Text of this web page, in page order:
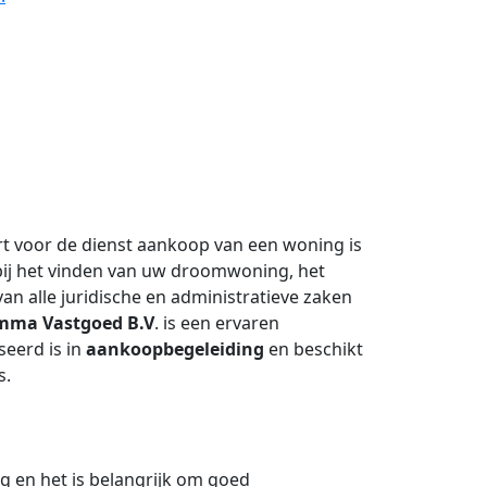
voor de dienst aankoop van een woning is
het vinden van uw droomwoning, het
alle juridische en administratieve zaken
Vastgoed B.V. is een ervaren
is in aankoopbegeleiding en beschikt
en het is belangrijk om goed